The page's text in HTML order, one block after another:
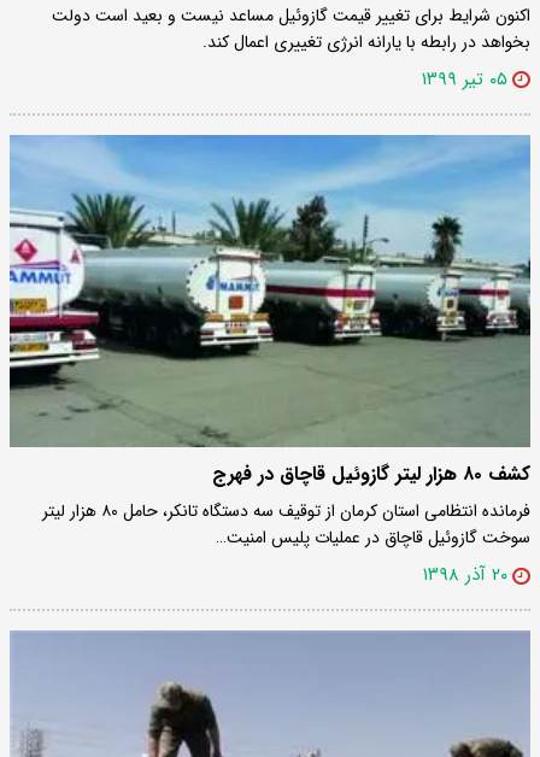
اکنون شرایط برای تغییر قیمت گازوئیل مساعد نیست و بعید است دولت
بخواهد در رابطه با یارانه انرژی تغییری اعمال کند.
۰۵ تیر ۱۳۹۹
کشف ۸۰ هزار لیتر گازوئیل قاچاق در فهرج
فرمانده انتظامی استان کرمان از توقیف سه دستگاه تانکر، حامل ۸۰ هزار لیتر
سوخت گازوئیل قاچاق در عملیات پلیس امنیت…
۲۰ آذر ۱۳۹۸